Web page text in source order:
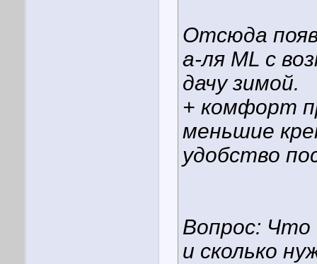
Отсюда
а-ля ML с
дачу зимой.
+ комфорт
меньшие
удобство
Вопрос: Что
и сколько